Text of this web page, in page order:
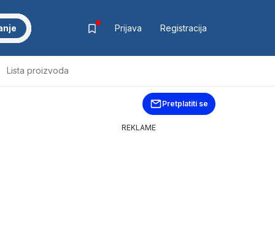
Prijava Registracija
Lista proizvoda
Pretplatiti se
REKLAME